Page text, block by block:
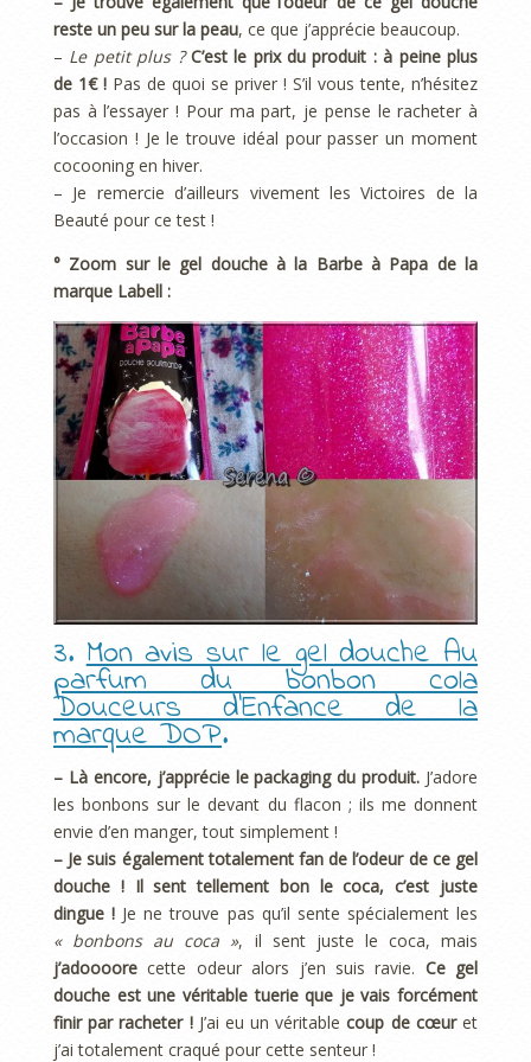
reste un peu sur la peau, ce que j’apprécie beaucoup.
– Le petit plus ? C’est le prix du produit : à peine plus
de 1€ ! Pas de quoi se priver ! S’il vous tente, n’hésitez
pas à l’essayer ! Pour ma part, je pense le racheter à
l’occasion ! Je le trouve idéal pour passer un moment
cocooning en hiver.
– Je remercie d’ailleurs vivement les Victoires de la
Beauté pour ce test !
° Zoom sur le gel douche à la Barbe à Papa de la
marque Labell :
3.Mon avis sur le gel douche Au
parfum du bonbon cola
Douceurs d’Enfance de la
marque DOP.
– Là encore, j’apprécie le packaging du produit. J’adore
les bonbons sur le devant du flacon ; ils me donnent
envie d’en manger, tout simplement !
– Je suis également totalement fan de l’odeur de ce gel
douche ! Il sent tellement bon le coca, c’est juste
dingue ! Je ne trouve pas qu’il sente spécialement les
« bonbons au coca », il sent juste le coca, mais
j’adoooore cette odeur alors j’en suis ravie. Ce gel
douche est une véritable tuerie que je vais forcément
finir par racheter !J’ai eu un véritablecoup de cœuret
j’ai totalement craqué pour cette senteur !